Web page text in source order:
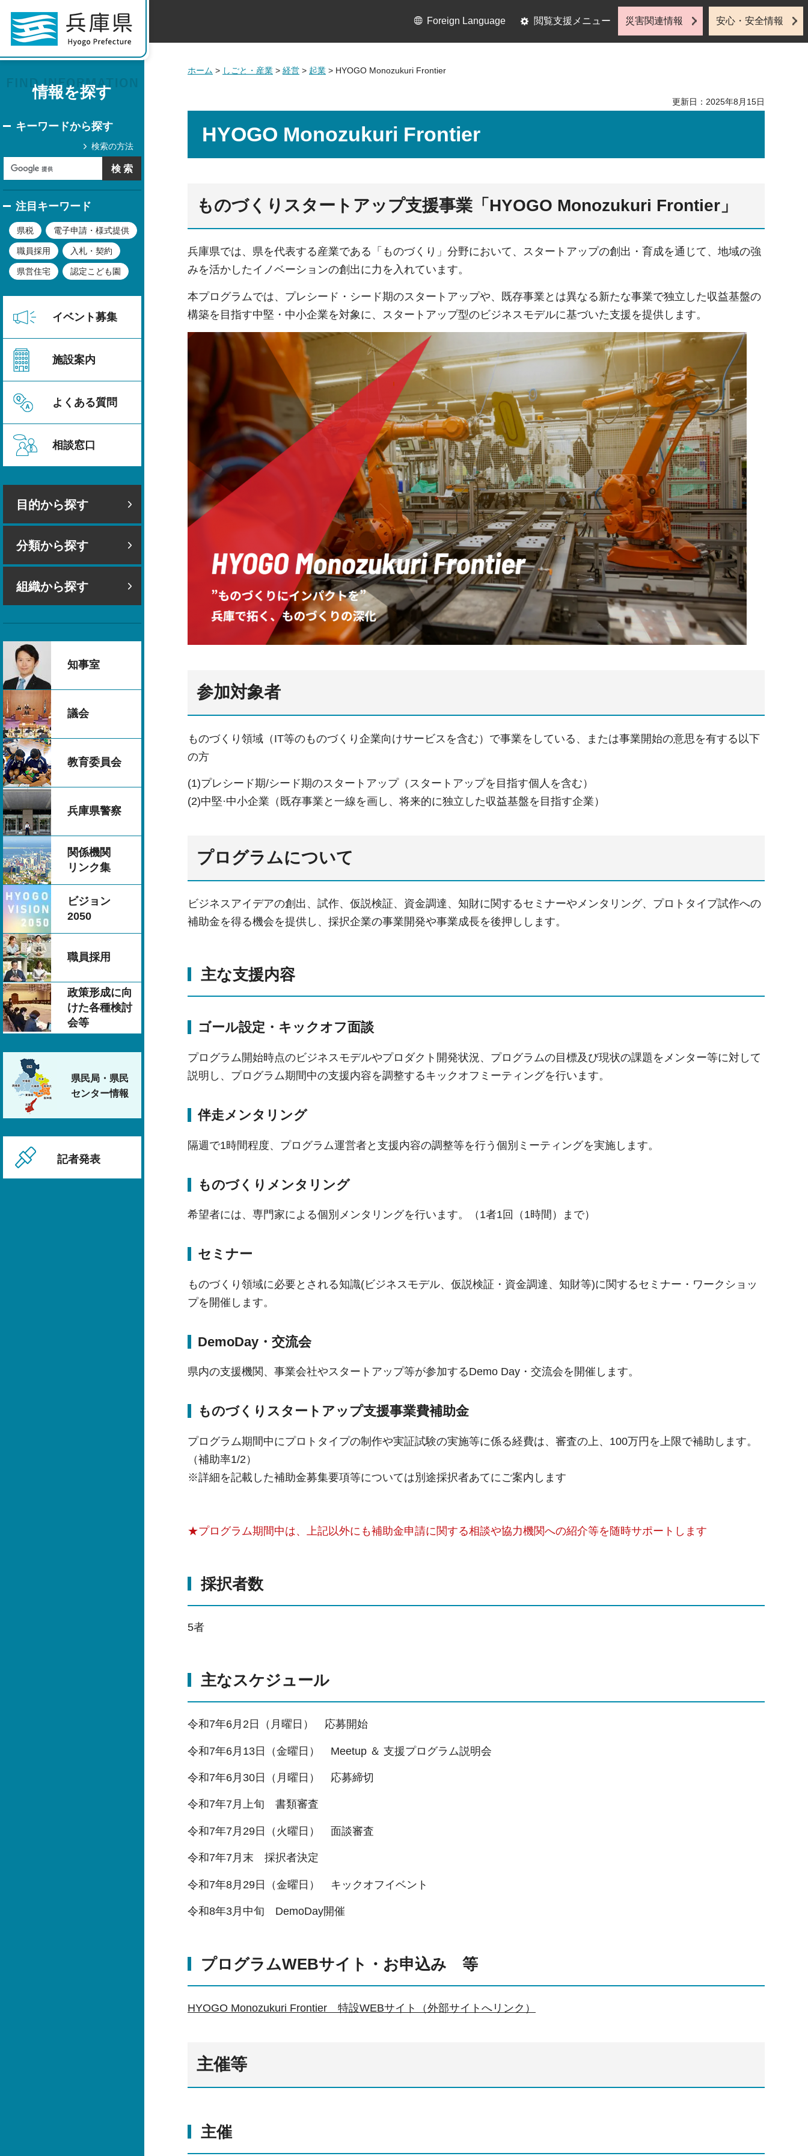
情報を探す
キーワードから探す
検索の方法
注目キーワード
県税 電子申請・様式提供
職員採用 入札・契約
県営住宅 認定こども園
イベント募集
施設案内
よくある質問
相談窓口
目的から探す
分類から探す
組織から探す
知事室
議会
教育委員会
兵庫県警察
関係機関
リンク集
ビジョン
2050
職員採用
政策形成に向
けた各種検討
会等
県民局・県民
センター情報
記者発表
Foreign Language 閲覧支援メニュー 災害関連情報 安心・安全情報
ホーム > しごと・産業 > 経営 > 起業 > HYOGO Monozukuri Frontier
更新日：2025年8月15日
HYOGO Monozukuri Frontier
ものづくりスタートアップ支援事業「HYOGO Monozukuri Frontier」
兵庫県では、県を代表する産業である「ものづくり」分野において、スタートアップの創出・育成を通じて、地域の強
みを活かしたイノベーションの創出に力を入れています。
本プログラムでは、プレシード・シード期のスタートアップや、既存事業とは異なる新たな事業で独立した収益基盤の
構築を目指す中堅・中小企業を対象に、スタートアップ型のビジネスモデルに基づいた支援を提供します。
参加対象者
ものづくり領域（IT等のものづくり企業向けサービスを含む）で事業をしている、または事業開始の意思を有する以下
の方
(1)プレシード期/シード期のスタートアップ（スタートアップを目指す個人を含む）
(2)中堅·中小企業（既存事業と一線を画し、将来的に独立した収益基盤を目指す企業）
プログラムについて
ビジネスアイデアの創出、試作、仮説検証、資金調達、知財に関するセミナーやメンタリング、プロトタイプ試作への
補助金を得る機会を提供し、採択企業の事業開発や事業成長を後押しします。
主な支援内容
ゴール設定・キックオフ面談
プログラム開始時点のビジネスモデルやプロダクト開発状況、プログラムの目標及び現状の課題をメンター等に対して
説明し、プログラム期間中の支援内容を調整するキックオフミーティングを行います。
伴走メンタリング
隔週で1時間程度、プログラム運営者と支援内容の調整等を行う個別ミーティングを実施します。
ものづくりメンタリング
希望者には、専門家による個別メンタリングを行います。（1者1回（1時間）まで）
セミナー
ものづくり領域に必要とされる知識(ビジネスモデル、仮説検証・資金調達、知財等)に関するセミナー・ワークショッ
プを開催します。
DemoDay・交流会
県内の支援機関、事業会社やスタートアップ等が参加するDemo Day・交流会を開催します。
ものづくりスタートアップ支援事業費補助金
プログラム期間中にプロトタイプの制作や実証試験の実施等に係る経費は、審査の上、100万円を上限で補助します。
（補助率1/2）
※詳細を記載した補助金募集要項等については別途採択者あてにご案内します
★プログラム期間中は、上記以外にも補助金申請に関する相談や協力機関への紹介等を随時サポートします
採択者数
5者
主なスケジュール
令和7年6月2日（月曜日） 応募開始
令和7年6月13日（金曜日） Meetup ＆ 支援プログラム説明会
令和7年6月30日（月曜日） 応募締切
令和7年7月上旬 書類審査
令和7年7月29日（火曜日） 面談審査
令和7年7月末 採択者決定
令和7年8月29日（金曜日） キックオフイベント
令和8年3月中旬 DemoDay開催
プログラムWEBサイト・お申込み 等
HYOGO Monozukuri Frontier 特設WEBサイト（外部サイトへリンク）
主催等
主催